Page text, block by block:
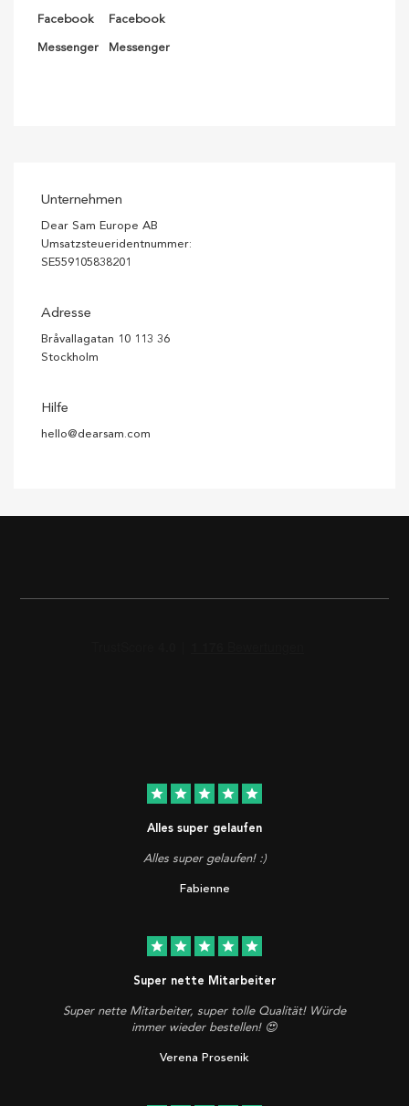
Unternehmen
Dear Sam Europe AB
Umsatzsteueridentnummer:
SE559105838201
Adresse
Bråvallagatan 10 113 36
Stockholm
Hilfe
hello@dearsam.com
Facebook
Facebook
Messenger
Messenger
star star star star star
Alles super gelaufen
Alles super gelaufen! :)
Fabienne
star star star star star
Super nette Mitarbeiter
Super nette Mitarbeiter, super tolle Qualität! Würde
immer wieder bestellen! 😍
Verena Prosenik